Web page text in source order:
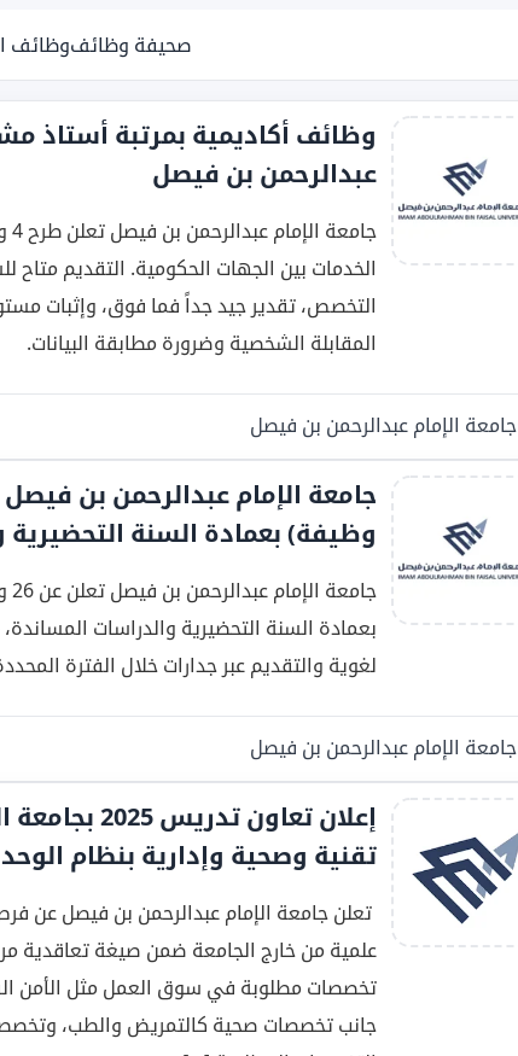
صحيفة وظائفوظائف
وظائف أكاديمية بمرتبة أستاذ
عبدالرحمن بن فيصل
الخدمات بين الجهات الحكومية. التقديم
المقابلة الشخصية وضرورة مطابقة البيانات.
جامعة الإمام عبدالرحمن بن فيصل
وظيفة) بعمادة السنة التحضيرية
بعمادة السنة التحضيرية والدراسات
لغوية والتقديم عبر جدارات خلال الفترة
جامعة الإمام عبدالرحمن بن فيصل
إعلان
تقنية وصحية وإدارية بنظام
تعلن جامعة الإمام عبدالرحمن بن فيصل عن
علمية من خارج الجامعة ضمن صيغة تعاقدية
تخصصات مطلوبة في سوق العمل مثل الأمن
جانب تخصصات صحية كالتمريض والطب، وتخصصات